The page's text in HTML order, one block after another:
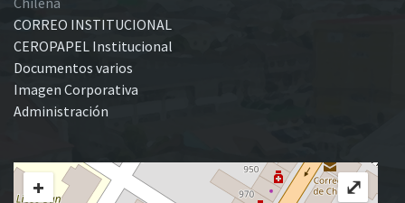
CORREO INSTITUCIONAL
CEROPAPEL Institucional
Documentos varios
Imagen Corporativa
Administración
+
⤢